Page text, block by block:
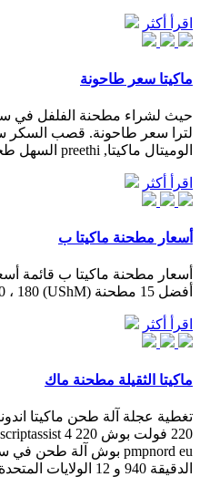
اقرأ أكثر
ماكيتا سعر طاحونة
لترا سعر طاحونة. قصب السكر
الوميتال ماكيتا, preethi السهل طحن سعر طاحونة.
اقرأ أكثر
أسعار مطحنة ماكيتا ب
أسعار مطحنة ماكيتا ب قائمة
أفضل 15 مطحنة (UShM) 115 ، 125 ، 150 ، 180 و 230 ملم
اقرأ أكثر
ماكيتا الثقيلة مطحنة ماك
تغطية عجلة آلة طحن ماكيتا
الدقيقة 940 و 12 الولايات المتحدة اقرأ أكثر معرض …